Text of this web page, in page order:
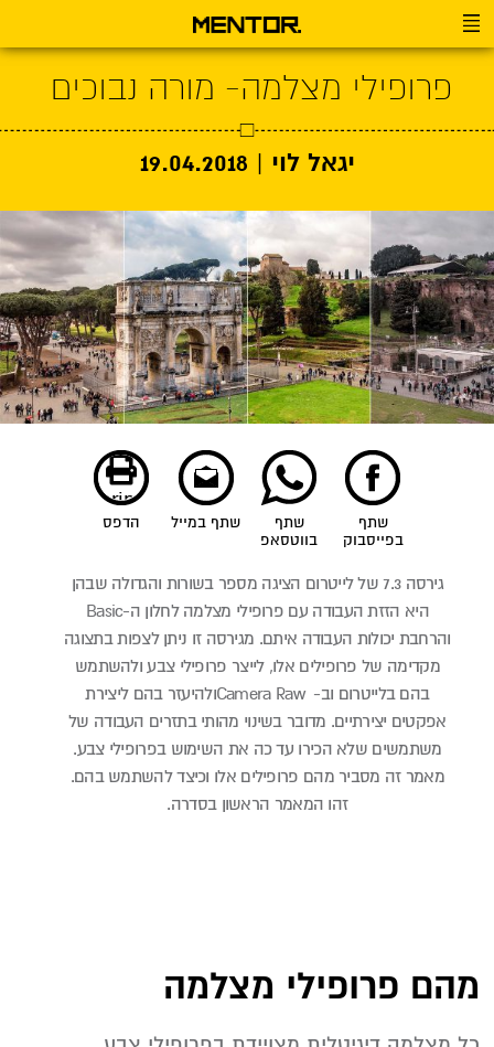
פרופילי מצלמה- מורה נבוכים
יגאל לוי | 19.04.2018
שתף
בפייסבוק
שתף
בווטסאפ
שתף במייל
print
הדפס
‬בהם‭ ‬בלייטרום‭ ‬וב-‭‬ Camera‭ ‬Raw‭ ‬ולהיעזר‭ ‬בהם‭ ‬ליצירת‭
‬אפקטים‭ ‬יצירתיים‭.‬ מדובר בשינוי מהותי בתזרים העבודה של
משתמשים שלא הכירו עד כה את השימוש בפרופילי צבע.
מאמר זה מסביר מהם פרופילים אלו וכיצד להשתמש בהם.
זהו המאמר הראשון בסדרה.
מהם פרופילי מצלמה